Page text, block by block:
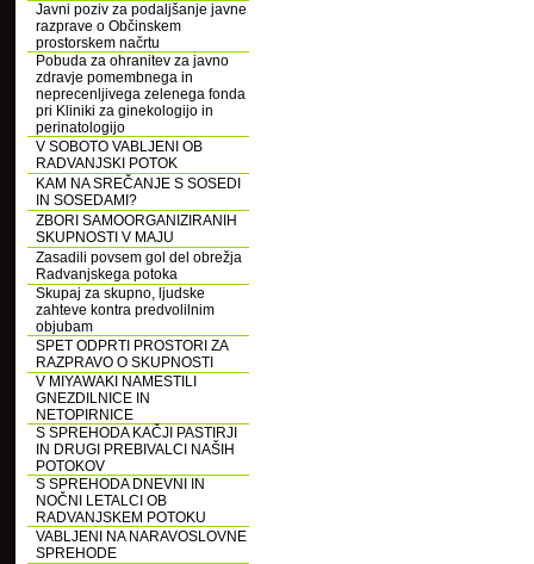
Javni poziv za podaljšanje javne
razprave o Občinskem
prostorskem načrtu
Pobuda za ohranitev za javno
zdravje pomembnega in
neprecenljivega zelenega fonda
pri Kliniki za ginekologijo in
perinatologijo
V SOBOTO VABLJENI OB
RADVANJSKI POTOK
KAM NA SREČANJE S SOSEDI
IN SOSEDAMI?
ZBORI SAMOORGANIZIRANIH
SKUPNOSTI V MAJU
Zasadili povsem gol del obrežja
Radvanjskega potoka
Skupaj za skupno, ljudske
zahteve kontra predvolilnim
objubam
SPET ODPRTI PROSTORI ZA
RAZPRAVO O SKUPNOSTI
V MIYAWAKI NAMESTILI
GNEZDILNICE IN
NETOPIRNICE
S SPREHODA KAČJI PASTIRJI
IN DRUGI PREBIVALCI NAŠIH
POTOKOV
S SPREHODA DNEVNI IN
NOČNI LETALCI OB
RADVANJSKEM POTOKU
VABLJENI NA NARAVOSLOVNE
SPREHODE